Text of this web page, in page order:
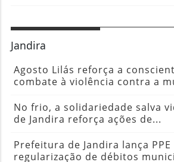
Jandira
Agosto Lilás reforça a
combate à violência contra a
No frio, a solidariedade salva
de Jandira reforça ações de...
Prefeitura de Jandira lança PPE
regularização de débitos